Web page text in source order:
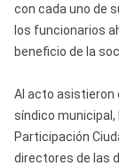
con cada uno de
los funcionarios
beneficio de la
Al acto asistieron
síndico municipal,
Participación
directores de las